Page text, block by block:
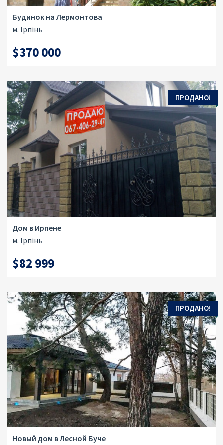
Будинок на Лермонтова
м. Ірпінь
$370 000
ПРОДАНО!
Дом в Ирпене
м. Ірпінь
$82 999
ПРОДАНО!
Новый дом в Лесной Буче